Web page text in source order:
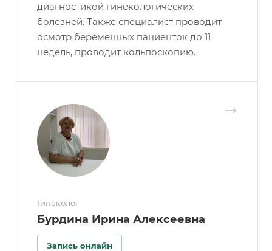
диагностикой гинекологических
болезней. Также специалист проводит
осмотр беременных пациенток до 11
недель, проводит кольпоскопию.
Гинеколог
Бурдина Ирина Алексеевна
Запись онлайн